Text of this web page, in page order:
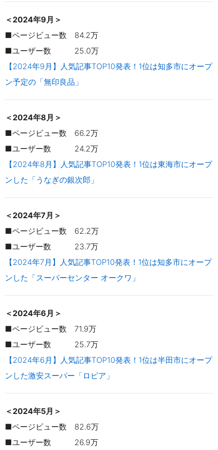
＜2024年9月＞
■ページビュー数 84.2万
■ユーザー数 25.0万
【2024年9月】人気記事TOP10発表！1位は知多市にオープ
ン予定の「無印良品」
＜2024年8月＞
■ページビュー数 66.2万
■ユーザー数 24.2万
【2024年8月】人気記事TOP10発表！1位は東海市にオープ
ンした「うなぎの銀次郎」
＜2024年7月＞
■ページビュー数 62.2万
■ユーザー数 23.7万
【2024年7月】人気記事TOP10発表！1位は知多市にオープ
ンした「スーパーセンター オークワ」
＜2024年6月＞
■ページビュー数 71.9万
■ユーザー数 25.7万
【2024年6月】人気記事TOP10発表！1位は半田市にオープ
ンした激安スーパー「ロピア」
＜2024年5月＞
■ページビュー数 82.6万
■ユーザー数 26.9万